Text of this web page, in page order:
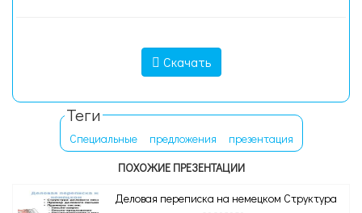
Скачать
Теги
Специальные предложения
презентация
ПОХОЖИЕ ПРЕЗЕНТАЦИИ
Деловая переписка на немецком Структура